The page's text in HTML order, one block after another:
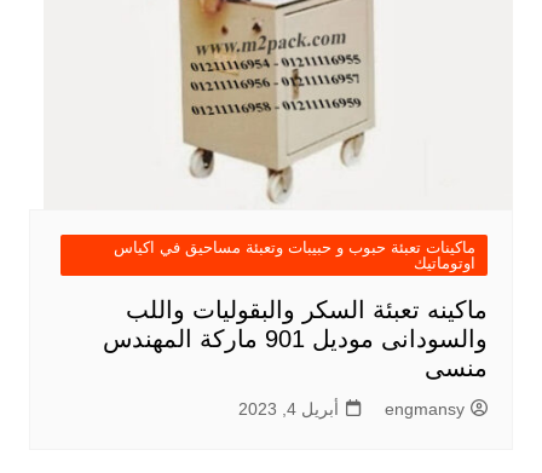
ماكينات تعبئة حبوب و حبيبات وتعبئة مساحيق في اكياس
اوتوماتيك
ماكينه تعبئة السكر والبقوليات واللب
والسودانى موديل 901 ماركة المهندس
منسى
engmansy أبريل 4, 2023